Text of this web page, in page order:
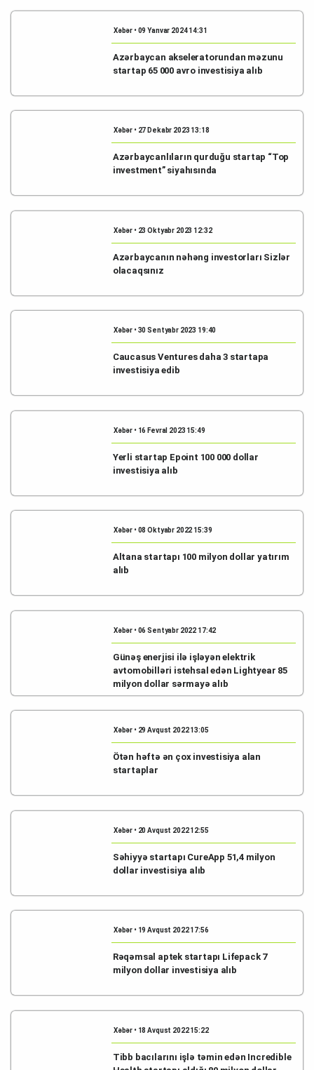
Xəbər • 09 Yanvar 2024 14:31
Azərbaycan akseleratorundan məzunu
startap 65 000 avro investisiya alıb
Xəbər • 27 Dekabr 2023 13:18
Azərbaycanlıların qurduğu startap “Top
investment” siyahısında
Xəbər • 23 Oktyabr 2023 12:32
Azərbaycanın nəhəng investorları Sizlər
olacaqsınız
Xəbər • 30 Sentyabr 2023 19:40
Caucasus Ventures daha 3 startapa
investisiya edib
Xəbər • 16 Fevral 2023 15:49
Yerli startap Epoint 100 000 dollar
investisiya alıb
Xəbər • 08 Oktyabr 2022 15:39
Altana startapı 100 milyon dollar yatırım
alıb
Xəbər • 06 Sentyabr 2022 17:42
Günəş enerjisi ilə işləyən elektrik
avtomobilləri istehsal edən Lightyear 85
milyon dollar sərmayə alıb
Xəbər • 29 Avqust 2022 13:05
Ötən həftə ən çox investisiya alan
startaplar
Xəbər • 20 Avqust 2022 12:55
Səhiyyə startapı CureApp 51,4 milyon
dollar investisiya alıb
Xəbər • 19 Avqust 2022 17:56
Rəqəmsal aptek startapı Lifepack 7
milyon dollar investisiya alıb
Xəbər • 18 Avqust 2022 15:22
Tibb bacılarını işlə təmin edən Incredible